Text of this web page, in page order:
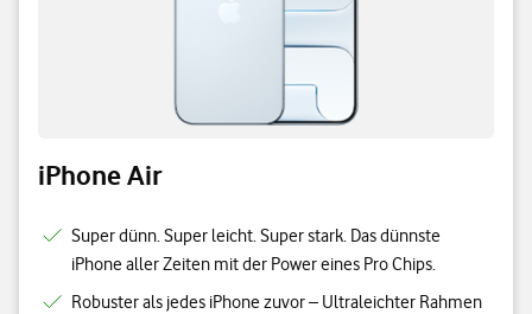
iPhone Air
Super dünn. Super leicht. Super stark. Das dünnste
iPhone aller Zeiten mit der Power eines Pro Chips.
Robuster als jedes iPhone zuvor – Ultraleichter Rahmen